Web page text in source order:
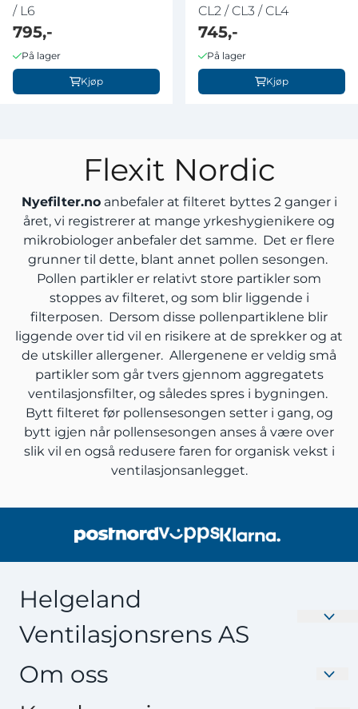
/ L6
795,-
På lager
Kjøp
CL2 / CL3 / CL4
745,-
På lager
Kjøp
Flexit Nordic
Nyefilter.noanbefaler at filteret byttes 2 ganger i
året, vi registrerer at mange yrkeshygienikere og
mikrobiologer anbefaler det samme. Det er flere
grunner til dette, blant annet pollen sesongen.
Pollen partikler er relativt store partikler som
stoppes av filteret, og som blir liggende i
filterposen. Dersom disse pollenpartiklene blir
liggende over tid vil en risikere at de sprekker og at
de utskiller allergener. Allergenene er veldig små
partikler som går tvers gjennom aggregatets
ventilasjonsfilter, og således spres i bygningen.
Bytt filteret før pollensesongen setter i gang, og
bytt igjen når pollensesongen anses å være over
slik vil en også redusere faren for organisk vekst i
ventilasjonsanlegget.
Helgeland
Ventilasjonsrens AS
Ventilasjonsfilter av høy kvalitet. Oppgrader
Om oss
Helgeland Ventilasjonsrens AS